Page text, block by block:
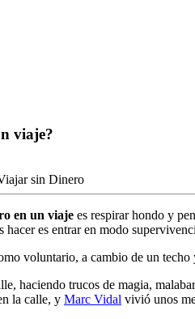
viaje?
sin Dinero
en un viaje es respirar hondo y
es entrar en modo
voluntario, a cambio de un
haciendo trucos de magia,
la calle, y Marc Vidal vivió unos